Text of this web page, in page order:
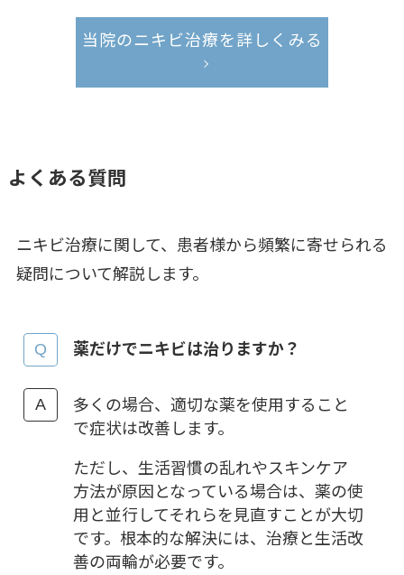
当院のニキビ治療を詳しくみる
よくある質問
ニキビ治療に関して、患者様から頻繁に寄せられる
疑問について解説します。
薬だけでニキビは治りますか？
多くの場合、適切な薬を使用すること
で症状は改善します。
ただし、生活習慣の乱れやスキンケア
方法が原因となっている場合は、薬の使
用と並行してそれらを見直すことが大切
です。根本的な解決には、治療と生活改
善の両輪が必要です。